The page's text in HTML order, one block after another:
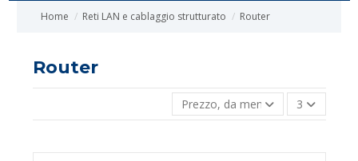
Home Reti LAN e cablaggio strutturato Router
Router
Prezzo, da meno caro a più caro
3